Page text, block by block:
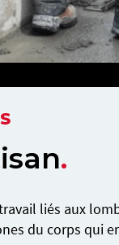
.
liés aux
du corps qui